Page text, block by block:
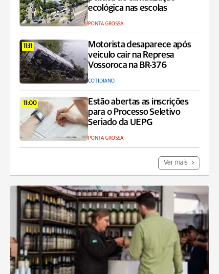
ecológica nas escolas
PONTA GROSSA
11:11
Motorista desaparece após
veículo cair na Represa
Vossoroca na BR-376
COTIDIANO
11:00
Estão abertas as inscrições
para o Processo Seletivo
Seriado da UEPG
PONTA GROSSA
Ver mais